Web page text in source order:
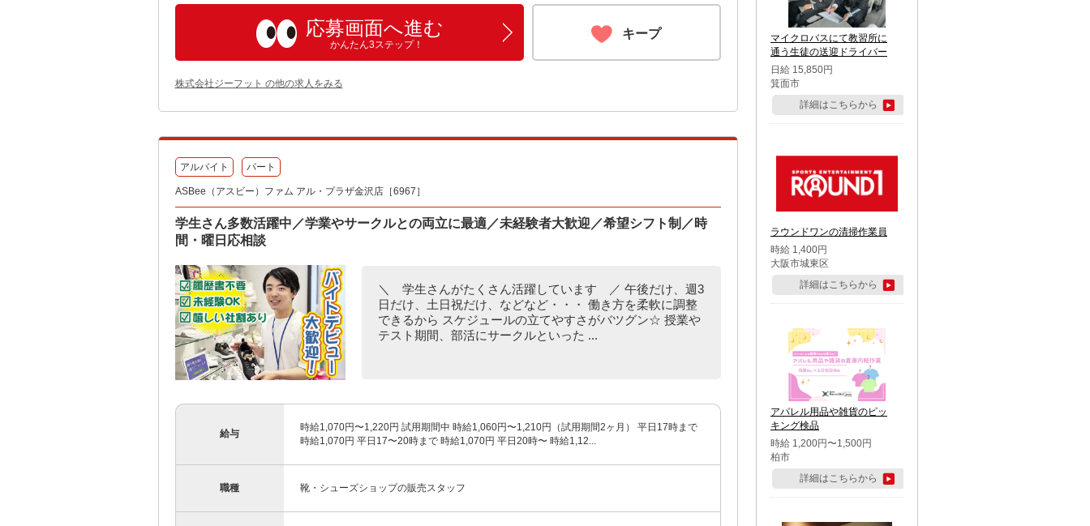
応募画面へ進む
かんたん3ステップ！
キープ
株式会社ジーフット の他の求人をみる
アルバイト パート
ASBee（アスビー）ファム アル・プラザ金沢店［6967］
学生さん多数活躍中／学業やサークルとの両立に最適／未経験者大歓迎／希望シフト制／時
間・曜日応相談
＼ 学生さんがたくさん活躍しています ／ 午後だけ、週3
日だけ、土日祝だけ、などなど・・・ 働き方を柔軟に調整
できるから スケジュールの立てやすさがバツグン☆ 授業や
テスト期間、部活にサークルといった ...
給与
時給1,070円〜1,220円 試用期間中 時給1,060円〜1,210円（試用期間2ヶ月） 平日17時まで
時給1,070円 平日17〜20時まで 時給1,070円 平日20時〜 時給1,12...
職種 靴・シューズショップの販売スタッフ
マイクロバスにて教習所に
通う生徒の送迎ドライバー
日給 15,850円
箕面市
詳細はこちらから
ラウンドワンの清掃作業員
時給 1,400円
大阪市城東区
詳細はこちらから
アパレル用品や雑貨のピッ
キング検品
時給 1,200円〜1,500円
柏市
詳細はこちらから